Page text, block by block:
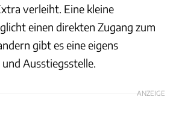
verleiht. Eine kleine
einen direkten Zugang zum
gibt es eine eigens
Ausstiegsstelle.
ANZEIGE